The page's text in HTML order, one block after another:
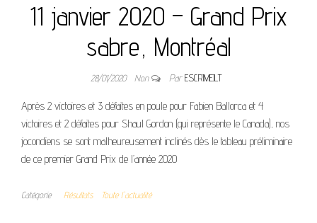
11 janvier 2020 – Grand Prix
sabre, Montréal
28/01/2020 Non ParESCRIMEJLT
Après 2 victoires et 3 défaites en poule pour Fabien Ballorca et 4
victoires et 2 défaites pour Shaul Gordon (qui représente le Canada), nos
jocondiens se sont malheureusement inclinés dès le tableau préliminaire
de ce premier Grand Prix de l’année 2020
Catégorie Résultats Toute l'actualité